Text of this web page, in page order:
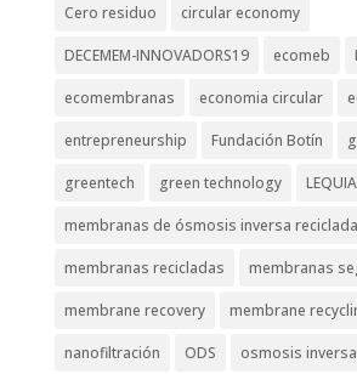
Cero residuo circular economy
DECEMEM-INNOVADORS19 ecomeb
ecomembranas economia circular
entrepreneurship Fundación Botín
greentech green technology LEQUIA
membranas de ósmosis inversa
membranas recicladas membranas
membrane recovery membrane
nanofiltración ODS osmosis inversa